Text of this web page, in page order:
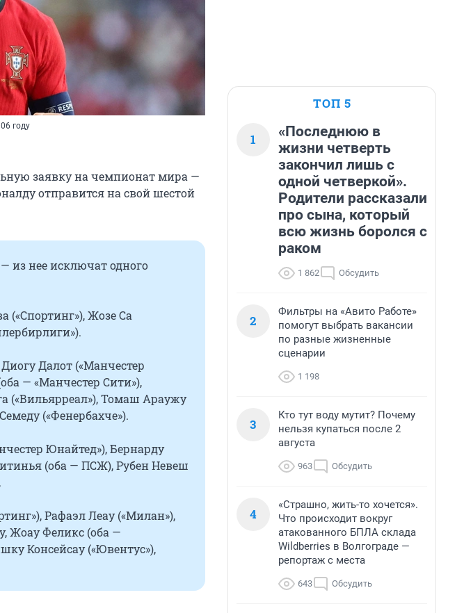
году
заявку на чемпионат мира —
отправится на свой шестой
из нее исключат одного
(«Спортинг»), Жозе Са
Далот («Манчестер
— «Манчестер Сити»),
(«Вильярреал»), Томаш Араужу
(«Фенербахче»).
Юнайтед»), Бернарду
(оба — ПСЖ), Рубен Невеш
Рафаэл Леау («Милан»),
Жоау Феликс (оба —
Консейсау («Ювентус»),
ТОП 5
1
«Последнюю в
жизни четверть
закончил лишь с
одной четверкой».
Родители рассказали
про сына, который
всю жизнь боролся с
раком
1 862 Обсудить
2
Фильтры на «Авито Работе»
помогут выбрать вакансии
по разные жизненные
сценарии
1 198
3
Кто тут воду мутит? Почему
нельзя купаться после 2
августа
963 Обсудить
4
«Страшно, жить-то хочется».
Что происходит вокруг
атакованного БПЛА склада
Wildberries в Волгограде —
репортаж с места
643 Обсудить